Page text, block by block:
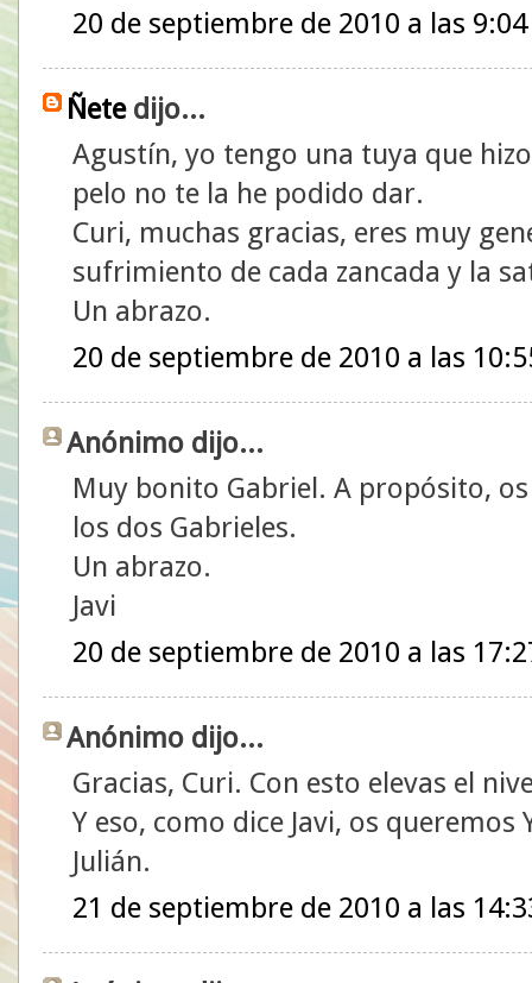
20 de septiembre de 2010 a las 9:04
Ñetedijo...
Agustín, yo tengo una tuya que
pelo no te la he podido dar.
Curi, muchas gracias, eres muy
sufrimiento de cada zancada y la
Un abrazo.
20 de septiembre de 2010 a las
Anónimo dijo...
Muy bonito Gabriel. A propósito,
los dos Gabrieles.
Un abrazo.
Javi
20 de septiembre de 2010 a las
Anónimo dijo...
Gracias, Curi. Con esto elevas el
Y eso, como dice Javi, os queremos
Julián.
21 de septiembre de 2010 a las